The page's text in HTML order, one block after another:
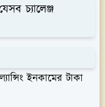
চ্যালেঞ্জ
ইনকামের টাকা